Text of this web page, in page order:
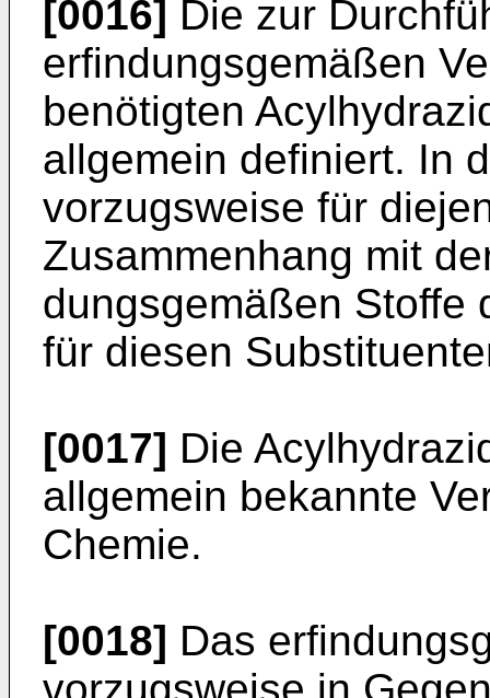
[0016] Die zur
erfindungsgemäßen
benötigten
allgemein definiert. In
vorzugsweise für
Zusammenhang mit
dungsgemäßen Stoffe
für diesen
[0017] Die
allgemein bekann­te
Chemie.
[0018] Das